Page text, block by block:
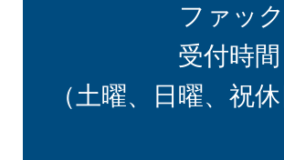
ファッ
受付時
（土曜、日曜、祝